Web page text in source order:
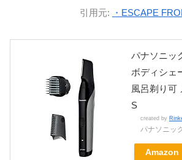
引用元: ・ESCAPE
パナソニッ
ボディシェ
風呂剃り可
S​
created by
パナソニッ
Amazon